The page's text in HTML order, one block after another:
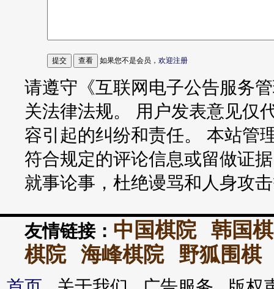
如果您不是会员， 欢迎注册
请遵守《互联网电子公告服务
关法律法规。 用户发表意见仅
容引起的纠纷和责任。 本站管
符合规定的评论信息或留做证
就事论事，杜绝谩骂和人身攻
友情链接： 中国棋院
韩国
棋院
海峰棋院 野狐围棋